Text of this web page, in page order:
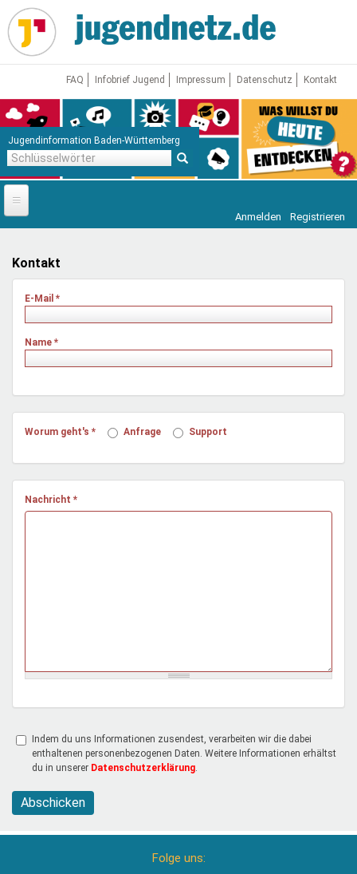
Direkt
zum
Inhalt
FAQ Infobrief Jugend Impressum Datenschutz Kontakt
Jugendinformation Baden-Württemberg
Startseite
News
Jugendnetz
Freizeit & Reisen
Mentoren & Projekte
Demokratie & Beteiligung
Vor Ort
Anmelden Registrieren
Kontakt
E-Mail *
Name *
Worum geht's * Anfrage Support
Nachricht *
Indem du uns Informationen zusendest, verarbeiten wir die dabei
enthaltenen personenbezogenen Daten. Weitere Informationen erhältst
du in unserer Datenschutzerklärung
Abschicken
Folge uns: